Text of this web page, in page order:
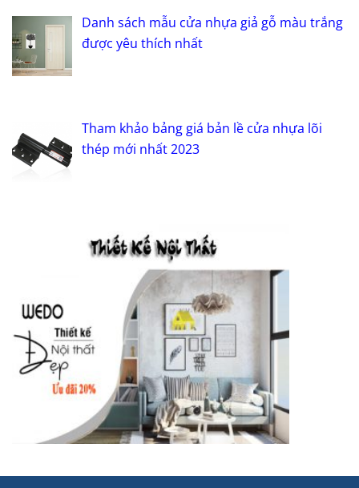
Danh sách mẫu cửa nhựa giả gỗ màu trắng
được yêu thích nhất
Tham khảo bảng giá bản lề cửa nhựa lõi
thép mới nhất 2023